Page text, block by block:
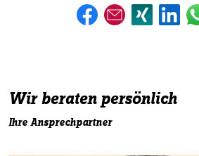
Wir beraten persönlich
Ihre Ansprechpartner